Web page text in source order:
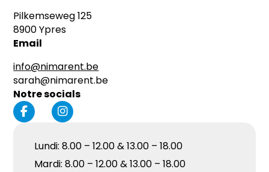
Pilkemseweg 125
8900 Ypres
Email
info@nimarent.be
sarah@nimarent.be
Notre socials
Lundi: 8.00 – 12.00 & 13.00 – 18.00
Mardi: 8.00 – 12.00 & 13.00 – 18.00